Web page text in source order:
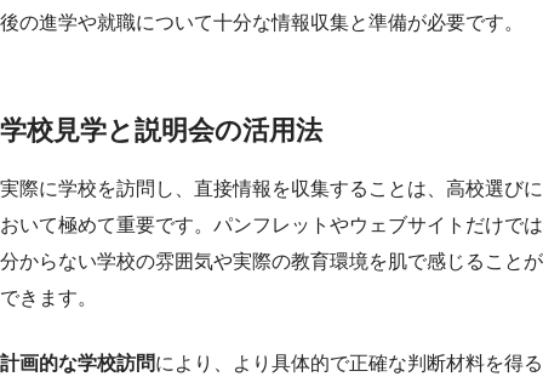
後の進学や就職について十分な情報収集と準備が必要です。
学校見学と説明会の活用法
実際に学校を訪問し、直接情報を収集することは、高校選びに
おいて極めて重要です。パンフレットやウェブサイトだけでは
分からない学校の雰囲気や実際の教育環境を肌で感じることが
できます。
計画的な学校訪問により、より具体的で正確な判断材料を得る